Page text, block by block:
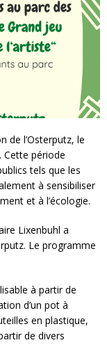
de l’Osterputz, le
Cette période
tels que les
à sensibiliser
et à l’écologie.
Lixenbuhl a
Le programme
à partir de
d’un pot à
en plastique,
de divers